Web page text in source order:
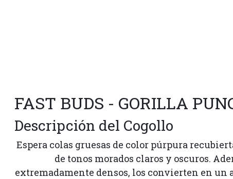
FAST BUDS - GORILLA
Descripción del Cogollo
Espera colas gruesas de color púrpura
de tonos morados claros y oscuros.
extremadamente densos, los convierten en un